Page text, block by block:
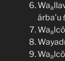
Waa
árba’u
Waa
Waa